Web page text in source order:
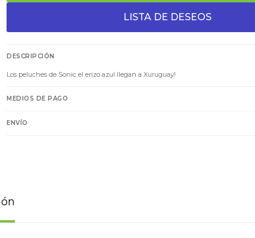
DESCRIPCIÓN
Los peluches de Sonic el erizo azul llegan a Xuruguay!
MEDIOS DE PAGO
ENVÍO